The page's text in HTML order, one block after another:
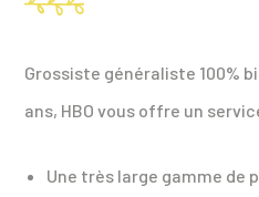
Grossiste généraliste 100%
ans, HBO vous offre un
Une très large gamme de